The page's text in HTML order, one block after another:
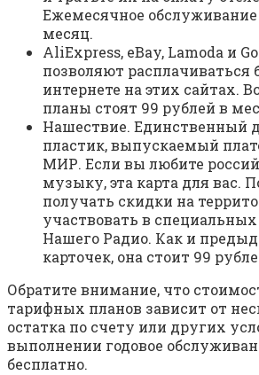
Ежемесячное обслуживание
месяц.
AliExpress, eBay, Lamoda и
позволяют расплачиваться
интернете на этих сайтах.
планы стоят 99 рублей в
Нашествие. Единственный
пластик, выпускаемый
МИР. Если вы любите
музыку, эта карта для вас.
получать скидки на
участвовать в
Нашего Радио. Как и
карточек, она стоит 99
Обратите внимание, что
тарифных планов зависит от
остатка по счету или других
выполнении годовое
бесплатно.